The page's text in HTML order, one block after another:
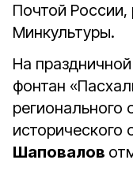
Почтой России,
Минкультуры.
На
фонтан
регионального
исторического
Шаповалов